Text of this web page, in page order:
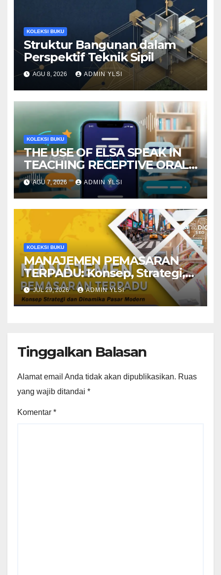
KOLEKSI BUKU
Struktur Bangunan dalam
Perspektif Teknik Sipil
AGU 8, 2026 ADMIN YLSI
KOLEKSI BUKU
THE USE OF ELSA SPEAK IN
TEACHING RECEPTIVE ORAL
LANGUAGE SKILLS
AGU 7, 2026 ADMIN YLSI
KOLEKSI BUKU
MANAJEMEN PEMASARAN
TERPADU: Konsep, Strategi,
dan Dinamika Pasar Modern
JUL 29, 2026 ADMIN YLSI
Tinggalkan Balasan
Alamat email Anda tidak akan dipublikasikan. Ruas
yang wajib ditandai *
Komentar *